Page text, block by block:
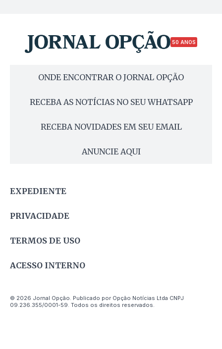
50 ANOS
ONDE ENCONTRAR O JORNAL OPÇÃO
RECEBA AS NOTÍCIAS NO SEU WHATSAPP
RECEBA NOVIDADES EM SEU EMAIL
ANUNCIE AQUI
EXPEDIENTE
PRIVACIDADE
TERMOS DE USO
ACESSO INTERNO
© 2026 Jornal Opção. Publicado por Opção Notícias Ltda CNPJ
09.236.355/0001-59. Todos os direitos reservados.